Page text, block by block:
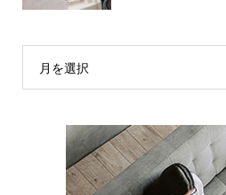
月を選択